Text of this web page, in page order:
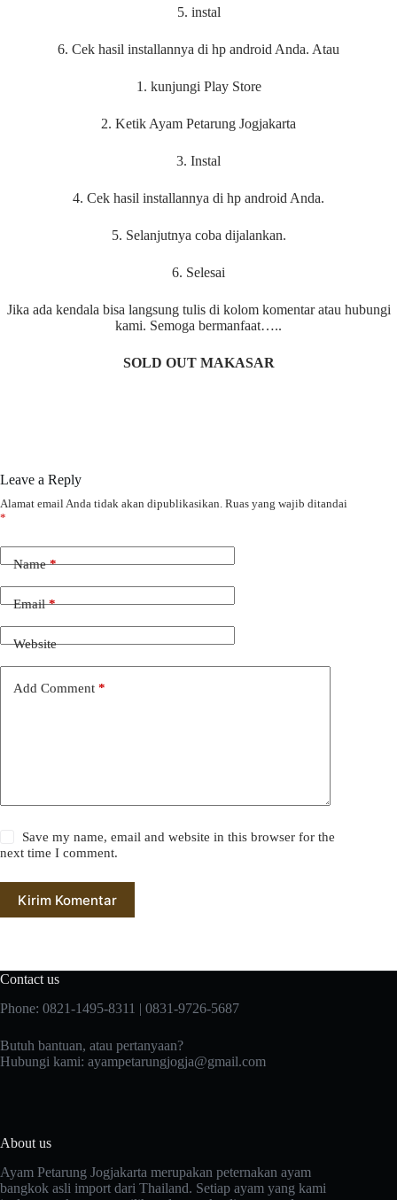
5. instal
6. Cek hasil installannya di hp android Anda. Atau
1. kunjungi Play Store
2. Ketik Ayam Petarung Jogjakarta
3. Instal
4. Cek hasil installannya di hp android Anda.
5. Selanjutnya coba dijalankan.
6. Selesai
Jika ada kendala bisa langsung tulis di kolom komentar atau hubungi
kami. Semoga bermanfaat…..
SOLD OUT MAKASAR
Leave a Reply
Alamat email Anda tidak akan dipublikasikan. Ruas yang wajib ditandai
*
Name*
Email*
Website
Add Comment *
Save my name, email and website in this browser for the
next time I comment.
Kirim Komentar
Contact us
Phone: 0821-1495-8311 | 0831-9726-5687
Butuh bantuan, atau pertanyaan?
Hubungi kami: ayampetarungjogja@gmail.com
About us
Ayam Petarung Jogjakarta merupakan peternakan ayam
bangkok asli import dari Thailand. Setiap ayam yang kami